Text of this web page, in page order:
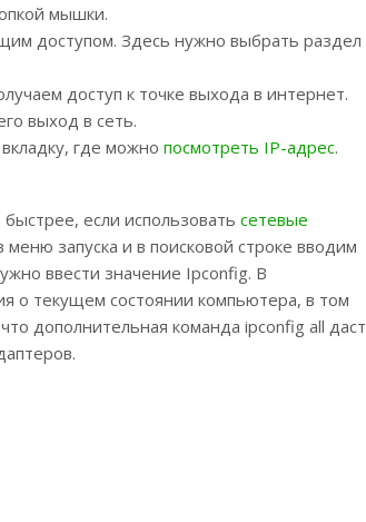
мышки.
доступом. Здесь нужно выбрать раздел
доступ к точке выхода в интернет.
выход в сеть.
где можно посмотреть IP-адрес.
если использовать сетевые
запуска и в поисковой строке вводим
ввести значение Ipconfig. В
о текущем состоянии компьютера, в том
дополнительная команда ipconfig all даст